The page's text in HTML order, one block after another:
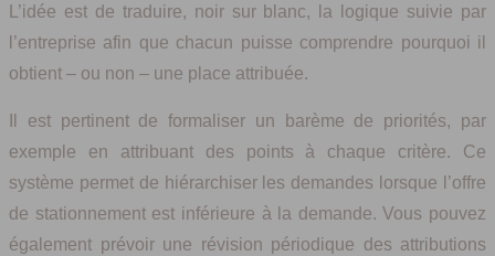
L’idée est de traduire, noir sur blanc, la logique suivie par
l’entreprise afin que chacun puisse comprendre pourquoi il
obtient – ou non – une place attribuée.
Il est pertinent de formaliser un barème de priorités, par
exemple en attribuant des points à chaque critère. Ce
système permet de hiérarchiser les demandes lorsque l’offre
de stationnement est inférieure à la demande. Vous pouvez
également prévoir une révision périodique des attributions